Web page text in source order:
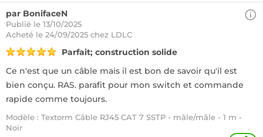
par BonifaceN
Publié le 13/10/2025
Acheté le 24/09/2025 chez LDLC
Parfait; construction solide
Ce n'est que un câble mais il est bon de savoir qu'il est
bien conçu. RAS. parafit pour mon switch et commande
rapide comme toujours.
Modèle : Textorm Câble RJ45 CAT 7 SSTP - mâle/mâle - 1 m -
Noir